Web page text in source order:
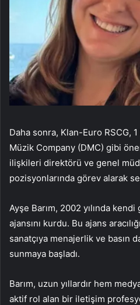
Daha sonra, Klan-Euro RSCG,
Müzik Company (DMC) gibi
ilişkileri direktörü ve genel
pozisyonlarında görev alarak
Ayşe Barım, 2002 yılında
ajansını kurdu. Bu ajans
sanatçıya menajerlik ve basın
sunmaya başladı.
Barım, uzun yıllardır hem
aktif rol alan bir iletişim